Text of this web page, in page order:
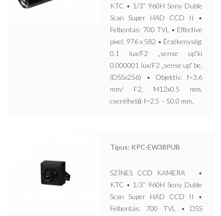
KTC • 1/3” 960H Sony Duble
Scan Super HAD CCD II •
Felbontás: 700 TVL • Effective
pixel: 976 x 582 • Érzékenység:
0.1 lux/F2 „sense up”ki
0.000001 lux/F2 „sense up” be,
(DSSx256) • Objektív: f=3.6
mm/ F2, M12x0.5 mm,
cserélhető: f=2.5 – 50.0 mm,
Típus: KPC-EW38PUB
SZÍNES CCD KAMERA •
KTC • 1/3” 960H Sony Duble
Scan Super HAD CCD II •
Felbontás: 700 TVL • DSS